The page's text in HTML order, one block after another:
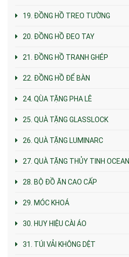
19. ĐỒNG HỒ TREO TƯỜNG
20. ĐỒNG HỒ ĐEO TAY
21. ĐỒNG HỒ TRANH GHÉP
22. ĐỒNG HỒ ĐỂ BÀN
24. QÙA TẶNG PHA LÊ
25. QUÀ TẶNG GLASSLOCK
26. QUÀ TẶNG LUMINARC
27. QUÀ TẶNG THỦY TINH OCEAN
28. BỘ ĐỒ ĂN CAO CẤP
29. MÓC KHOÁ
30. HUY HIỆU CÀI ÁO
31. TÚI VẢI KHÔNG DỆT